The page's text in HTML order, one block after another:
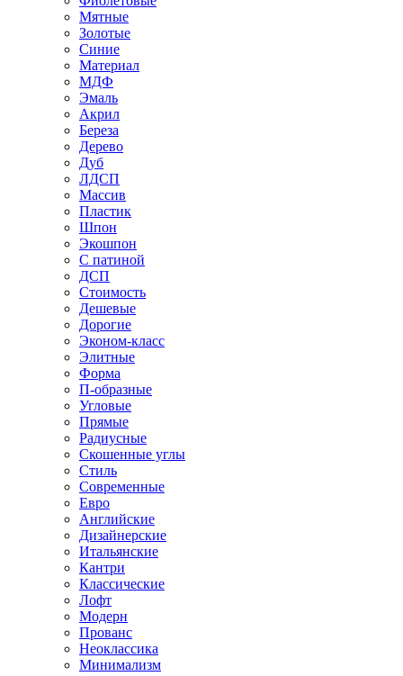
Мятные
Золотые
Синие
Материал
МДФ
Эмаль
Акрил
Береза
Дерево
Дуб
ЛДСП
Массив
Пластик
Шпон
Экошпон
С патиной
ДСП
Стоимость
Дешевые
Дорогие
Эконом-класс
Элитные
Форма
П-образные
Угловые
Прямые
Радиусные
Скошенные углы
Стиль
Современные
Евро
Английские
Дизайнерские
Итальянские
Кантри
Классические
Лофт
Модерн
Прованс
Неоклассика
Минимализм